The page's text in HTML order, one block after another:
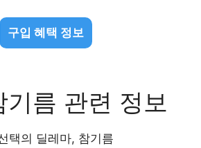
구입 혜택 정보
기름 관련 정보
택의 딜레마, 참기름